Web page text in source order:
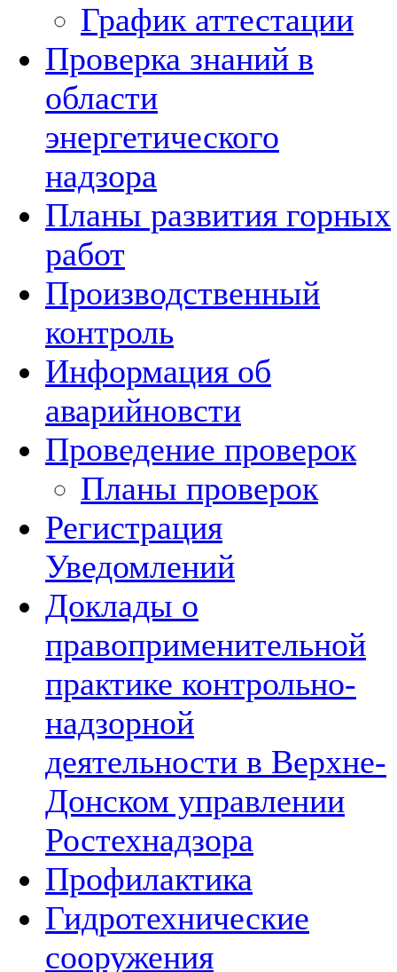
График аттестации
Проверка знаний в
области
энергетического
надзора
Планы развития горных
работ
Производственный
контроль
Информация об
аварийновсти
Проведение проверок
Планы проверок
Регистрация
Уведомлений
Доклады о
правоприменительной
практике контрольно-
надзорной
деятельности в Верхне-
Донском управлении
Ростехнадзора
Профилактика
Гидротехнические
сооружения